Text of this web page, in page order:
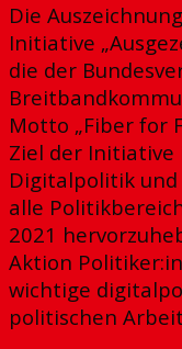
Die
Initiative
die der
Motto „Fiber for
Ziel der Initiative
Digitalpolitik
alle
2021
Aktion
wichtige
politischen